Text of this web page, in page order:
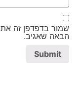
שמור בדפדפן זה
הבאה שאגיב.